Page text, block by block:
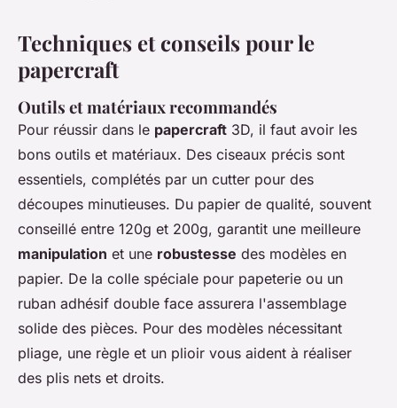
Techniques et conseils pour le
papercraft
Outils et matériaux recommandés
Pour réussir dans le papercraft 3D, il faut avoir les
bons outils et matériaux. Des ciseaux précis sont
essentiels, complétés par un cutter pour des
découpes minutieuses. Du papier de qualité, souvent
conseillé entre 120g et 200g, garantit une meilleure
manipulation et une robustesse des modèles en
papier. De la colle spéciale pour papeterie ou un
ruban adhésif double face assurera l'assemblage
solide des pièces. Pour des modèles nécessitant
pliage, une règle et un plioir vous aident à réaliser
des plis nets et droits.